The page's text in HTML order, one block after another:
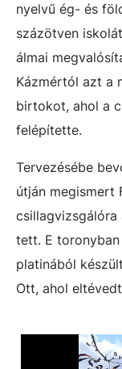
nyelvű ég- és
százötven
álmai
Kázmértól azt a
birtokot, ahol a
felépítette.
Tervezésébe
útján megismert
tett. E
platinából
Ott, ahol